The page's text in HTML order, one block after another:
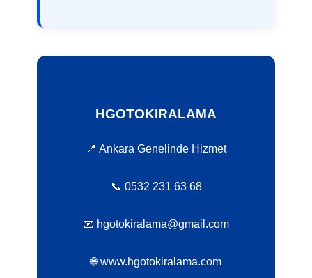
HGOTOKIRALAMA
📍 Ankara Genelinde Hizmet
📞 0532 231 63 68
📧 hgotokiralama@gmail.com
🌐 www.hgotokiralama.com